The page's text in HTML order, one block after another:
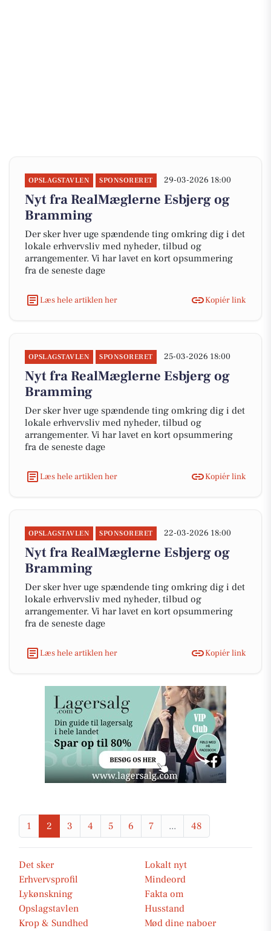
OPSLAGSTAVLEN SPONSORERET 29-03-2026 18:00
Nyt fra RealMæglerne Esbjerg og
Bramming
Der sker hver uge spændende ting omkring dig i det
lokale erhvervsliv med nyheder, tilbud og
arrangementer. Vi har lavet en kort opsummering
fra de seneste dage
Læs hele artiklen her Kopiér link
OPSLAGSTAVLEN SPONSORERET 25-03-2026 18:00
Nyt fra RealMæglerne Esbjerg og
Bramming
Der sker hver uge spændende ting omkring dig i det
lokale erhvervsliv med nyheder, tilbud og
arrangementer. Vi har lavet en kort opsummering
fra de seneste dage
Læs hele artiklen her Kopiér link
OPSLAGSTAVLEN SPONSORERET 22-03-2026 18:00
Nyt fra RealMæglerne Esbjerg og
Bramming
Der sker hver uge spændende ting omkring dig i det
lokale erhvervsliv med nyheder, tilbud og
arrangementer. Vi har lavet en kort opsummering
fra de seneste dage
Læs hele artiklen her Kopiér link
1 2 3 4 5 6 7 ... 48
Det sker
Lokalt nyt
Erhvervsprofil
Mindeord
Lykønskning
Fakta om
Opslagstavlen
Husstand
Krop & Sundhed
Mød dine naboer